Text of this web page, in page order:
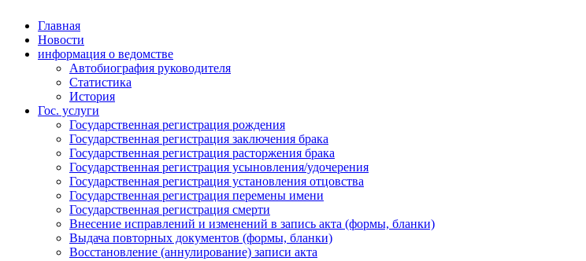
Главная
Новости
информация о ведомстве
Автобиография руководителя
Статистика
История
Гос. услуги
Государственная регистрация рождения
Государственная регистрация заключения брака
Государственная регистрация расторжения брака
Государственная регистрация усыновления/удочерения
Государственная регистрация установления отцовства
Государственная регистрация перемены имени
Государственная регистрация смерти
Внесение исправлений и изменений в запись акта (формы, бланки)
Выдача повторных документов (формы, бланки)
Восстановление (аннулирование) записи акта